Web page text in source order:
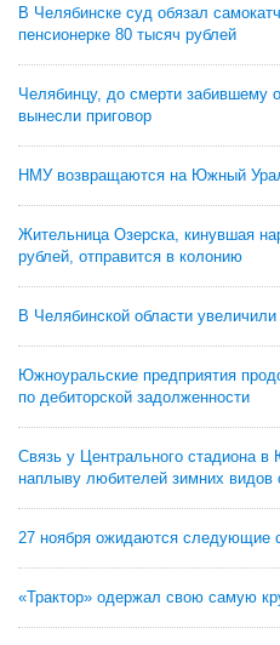
В Челябинске суд обязал
пенсионерке 80 тысяч рублей
Челябинцу, до смерти забившему
вынесли приговор
НМУ возвращаются на Южный
Жительница Озерска, кинувшая
рублей, отправится в колонию
В Челябинской области
Южноуральские предприятия
по дебиторской задолженности
Связь у Центрального стадиона в
наплыву любителей зимних видов
27 ноября ожидаются следующие
«Трактор» одержал свою самую